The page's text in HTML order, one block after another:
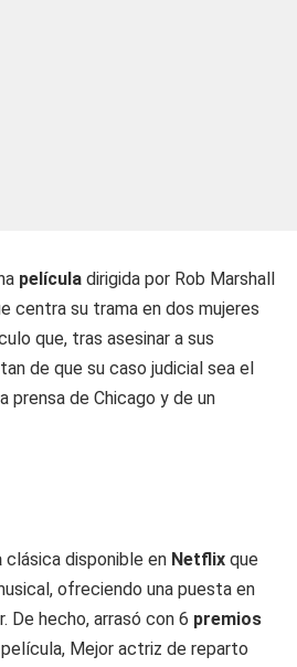
película dirigida por Rob Marshall
centra su trama en dos mujeres
que, tras asesinar a sus
de que su caso judicial sea el
prensa de Chicago y de un
clásica disponible en Netflix que
ofreciendo una puesta en
De hecho, arrasó con 6 premios
Mejor actriz de reparto